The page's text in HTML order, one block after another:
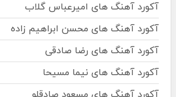
آکورد آهنگ های امیرعباس گلاب
آکورد آهنگ های محسن ابراهیم زاده
آکورد آهنگ های رضا صادقی
آکورد آهنگ های نیما مسیحا